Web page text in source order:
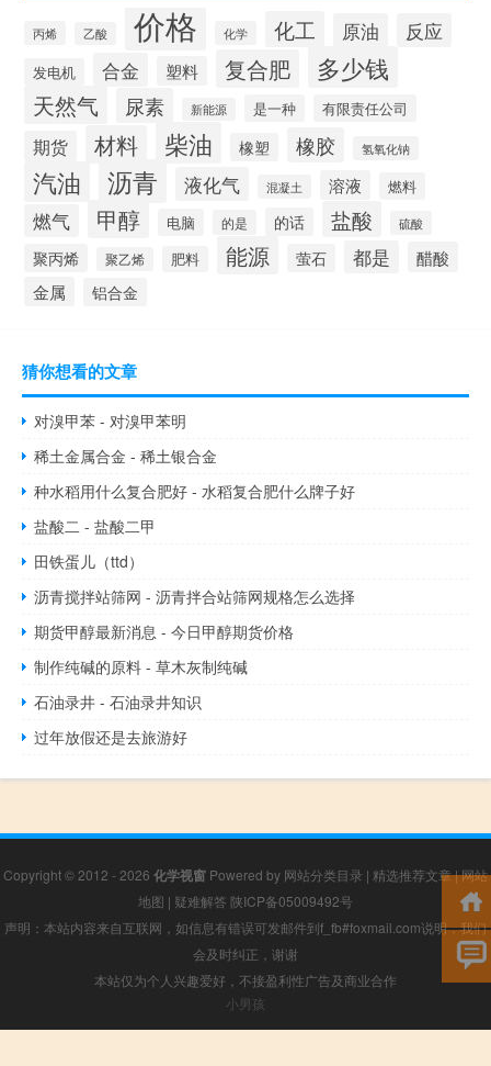
丙烯 乙酸 价格 化学 化工 原油 反应
发电机 合金 塑料 复合肥 多少钱
天然气 尿素 新能源 是一种 有限责任公司
期货 材料 柴油 橡塑 橡胶 氢氧化钠
汽油 沥青 液化气 混凝土 溶液 燃料
燃气 甲醇 电脑 的是 的话 盐酸 硫酸
聚丙烯 聚乙烯 肥料 能源 萤石 都是 醋酸
金属 铝合金
猜你想看的文章
对溴甲苯 - 对溴甲苯明
稀土金属合金 - 稀土银合金
种水稻用什么复合肥好 - 水稻复合肥什么牌子好
盐酸二 - 盐酸二甲
田铁蛋儿（ttd）
沥青搅拌站筛网 - 沥青拌合站筛网规格怎么选择
期货甲醇最新消息 - 今日甲醇期货价格
制作纯碱的原料 - 草木灰制纯碱
石油录井 - 石油录井知识
过年放假还是去旅游好
Copyright © 2012 - 2026 化学视窗 Powered by 网站分类目录 | 精选推荐文章|网站
地图 | 疑难解答 陕ICP备05009492号
声明：本站内容来自互联网，如信息有错误可发邮件到f_fb#foxmail.com说明，我们
会及时纠正，谢谢
本站仅为个人兴趣爱好，不接盈利性广告及商业合作
小男孩